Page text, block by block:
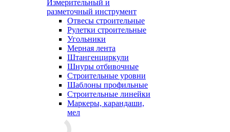
Измерительный и
разметочный инструмент
Отвесы строительные
Рулетки строительные
Угольники
Мерная лента
Штангенциркули
Шнуры отбивочные
Строительные уровни
Шаблоны профильные
Строительные линейки
Маркеры, карандаши,
мел